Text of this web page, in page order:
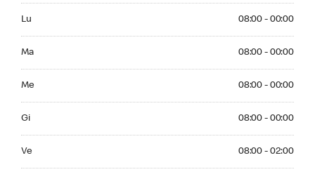
Lu 08:00 - 00:00
Ma 08:00 - 00:00
Me 08:00 - 00:00
Gi 08:00 - 00:00
Ve 08:00 - 02:00